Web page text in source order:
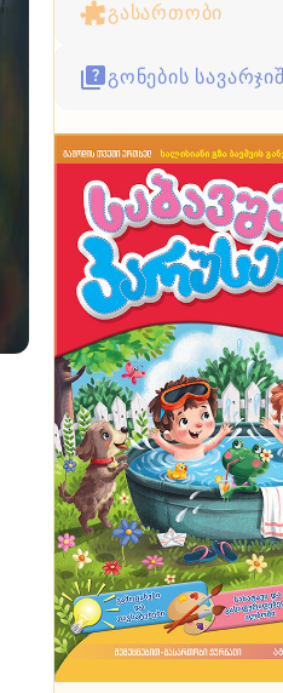
გასართობი
გონების